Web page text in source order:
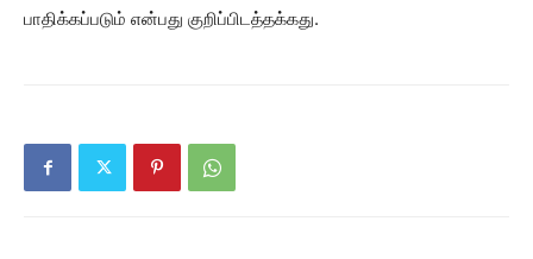
பாதிக்கப்படும் என்பது குறிப்பிடத்தக்கது.